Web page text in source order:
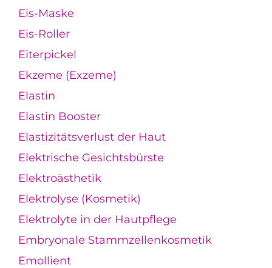
Eis-Maske
Eis-Roller
Eiterpickel
Ekzeme (Exzeme)
Elastin
Elastin Booster
Elastizitätsverlust der Haut
Elektrische Gesichtsbürste
Elektroästhetik
Elektrolyse (Kosmetik)
Elektrolyte in der Hautpflege
Embryonale Stammzellenkosmetik
Emollient